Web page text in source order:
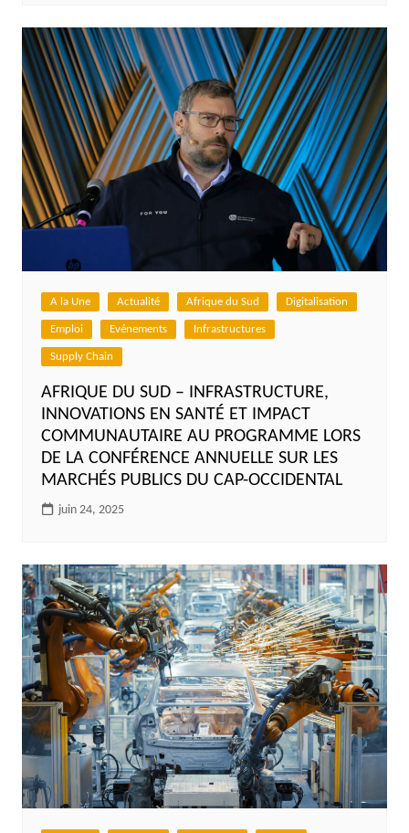
A la Une Actualité Afrique du Sud Digitalisation
Emploi Evénements Infrastructures
Supply Chain
AFRIQUE DU SUD – INFRASTRUCTURE,
INNOVATIONS EN SANTÉ ET IMPACT
COMMUNAUTAIRE AU PROGRAMME LORS
DE LA CONFÉRENCE ANNUELLE SUR LES
MARCHÉS PUBLICS DU CAP-OCCIDENTAL
juin 24, 2025